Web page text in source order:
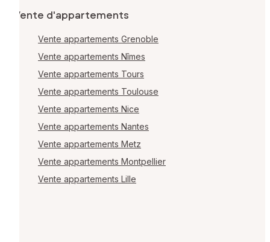
Vente d'appartements
Vente appartements Grenoble
Vente appartements Nîmes
Vente appartements Tours
Vente appartements Toulouse
Vente appartements Nice
Vente appartements Nantes
Vente appartements Metz
Vente appartements Montpellier
Vente appartements Lille